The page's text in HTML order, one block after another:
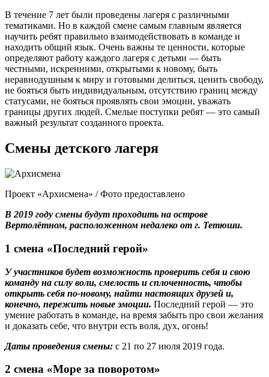
В течение 7 лет были проведены лагеря с различными
тематиками. Но в каждой смене самым главным является
научить ребят правильно взаимодействовать в команде и
находить общий язык. Очень важны те ценности, которые
определяют работу каждого лагеря с детьми — быть
честными, искренними, открытыми к новому, быть
неравнодушным к миру и готовыми делиться, ценить свободу,
не бояться быть индивидуальным, отсутствию границ между
статусами, не бояться проявлять свои эмоции, уважать
границы других людей. Смелые поступки ребят — это самый
важный результат созданного проекта.
Смены детского лагеря
Проект «Архисмена» / Фото предоставлено
В 2019 году смены будут проходить на острове
Вертолётном, расположенном недалеко от г. Тетюши.
1 смена «Последний герой»
У участников будет возможность проверить себя и свою
команду на силу воли, смелость и сплоченность, чтобы
открыть себя по-новому, найти настоящих друзей и,
конечно, пережить новые эмоции. Последний герой — это
умение работать в команде, на время забыть про свои желания
и доказать себе, что внутри есть воля, дух, огонь!
Даты проведения смены: с 21 по 27 июля 2019 года.
2 смена «Море за поворотом»